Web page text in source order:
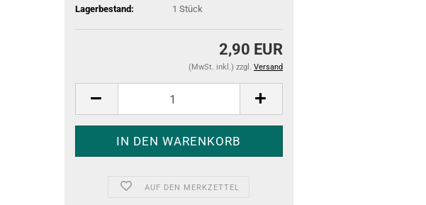
Lagerbestand:
1 Stück
2,90 EUR
(MwSt. inkl.) zzgl. Versand
AUF DEN MERKZETTEL